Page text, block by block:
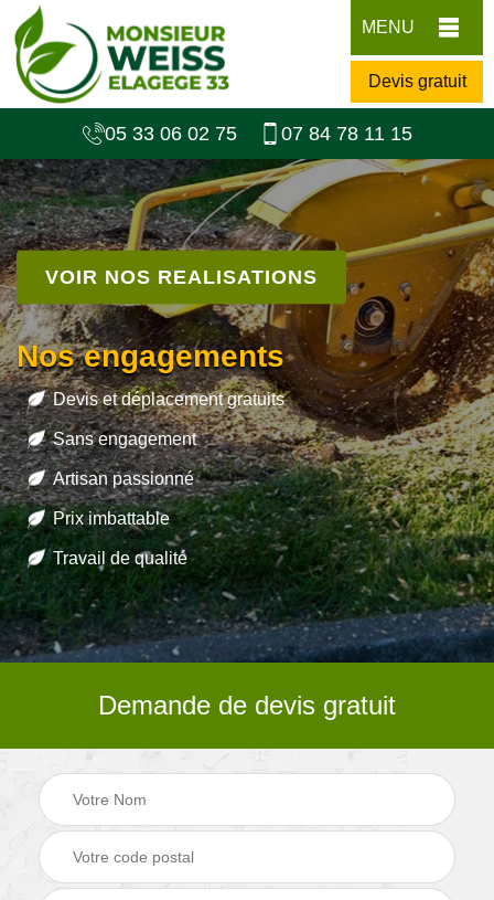
MENU
Devis gratuit
05 33 06 02 75 07 84 78 11 15
VOIR NOS REALISATIONS
Nos engagements
Devis et déplacement gratuits
Sans engagement
Artisan passionné
Prix imbattable
Travail de qualité
Demande de devis gratuit